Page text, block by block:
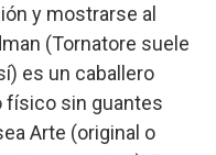
y mostrarse al
(Tornatore suele
es un caballero
físico sin guantes
Arte (original o